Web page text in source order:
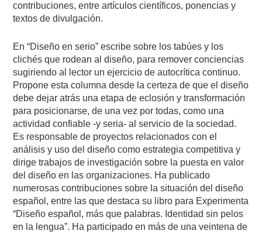
contribuciones, entre artículos científicos, ponencias y
textos de divulgación.
En “Diseño en serio” escribe sobre los tabúes y los
clichés que rodean al diseño, para remover conciencias
sugiriendo al lector un ejercicio de autocrítica continuo.
Propone esta columna desde la certeza de que el diseño
debe dejar atrás una etapa de eclosión y transformación
para posicionarse, de una vez por todas, como una
actividad confiable -y seria- al servicio de la sociedad.
Es responsable de proyectos relacionados con el
análisis y uso del diseño como estrategia competitiva y
dirige trabajos de investigación sobre la puesta en valor
del diseño en las organizaciones. Ha publicado
numerosas contribuciones sobre la situación del diseño
español, entre las que destaca su libro para Experimenta
“Diseño español, más que palabras. Identidad sin pelos
en la lengua”. Ha participado en más de una veintena de